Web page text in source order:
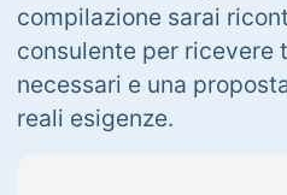
compilazione sarai
consulente per ricevere
necessari e una
reali esigenze.